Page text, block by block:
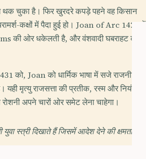
थक चुका है। फिर खुरदरे कपड़े पहने वह किसान
कक्षों में पैदा हुई हो। Joan of Arc 1429 में
की ओर धकेलती है, और वंशवादी घबराहट को
को, Joan को धार्मिक भाषा में सजे राजनीतिक
मृत्यु राजसत्ता की प्रतीक, रस्म और नियंत्रण
अपने चारों ओर समेट लेना चाहेगा।
स्त्री दिखाते हैं जिसमें आदेश देने की क्षमता,